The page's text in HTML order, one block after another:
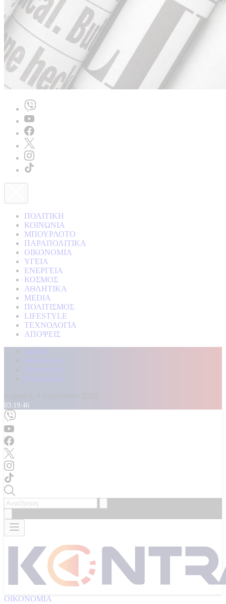
ΠΟΛΙΤΙΚΗ
ΚΟΙΝΩΝΙΑ
ΜΠΟΥΡΛΟΤΟ
ΠΑΡΑΠΟΛΙΤΙΚΑ
ΟΙΚΟΝΟΜΙΑ
ΥΓΕΙΑ
ΕΝΕΡΓΕΙΑ
ΚΟΣΜΟΣ
ΑΘΛΗΤΙΚΑ
MEDIA
ΠΟΛΙΤΙΣΜΟΣ
LIFESTYLE
ΤΕΧΝΟΛΟΓΙΑ
ΑΠΟΨΕΙΣ
Αρχική
Kontra Live
Καταγγελίες
Επικοινωνία
03:19:48
ΟΙΚΟΝΟΜΙΑ